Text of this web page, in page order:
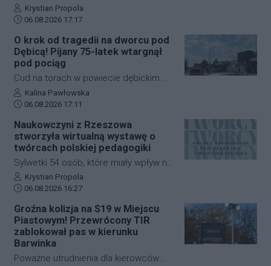
Michał Połuboczek, deklaruje
gotowość do zaangażowania się w
przeprowadzenia referendum w
sprawie odwołania prezydenta
Rzeszowa, Konrada Fijołka. W
programie "Cogito… u Raczyńskiej" na
antenie wPolsce24 ocenił, że jeśli
Miasta, możliwe będzie rozpoczęcie
zbiórki podpisów wśród mieszkańców.
Autor artykułu:
Krystian Propola
Data dodania artykułu:
06.08.2026 17:17
O krok od tragedii na dworcu pod
Dębicą! Pijany 75-latek wtargnął
pod pociąg
Cud na torach w powiecie dębickim.
Pijany 75-letni mężczyzna wtargnął pod
nadjeżdżający pociąg na dworcu PKP w
dramatycznie, senior wyszedł z niego
bez poważniejszych obrażeń. Skutkiem
incydentu były jednak spore utrudnienia
na kolei, ruch pociągów zablokowano
na niemal godzinę.
Autor artykułu:
Kalina Pawłowska
Data dodania artykułu:
06.08.2026 17:11
Naukowczyni z Rzeszowa
stworzyła wirtualną wystawę o
twórcach polskiej pedagogiki
Sylwetki 54 osób, które miały wpływ na
rozwój polskiej edukacji przedszkolnej i
wczesnoszkolnej, można poznać dzięki
nowej wystawie internetowej. Autorką
projektu "Polska pedagogika
przedszkolna i wczesnoszkolna i jej
twórcy" jest dr Mariola Kinal z Instytutu
Pedagogiki Uniwersytetu
Autor artykułu:
Krystian Propola
Data dodania artykułu:
06.08.2026 16:27
Groźna kolizja na S19 w Miejscu
Piastowym! Przewrócony TIR
zablokował pas w kierunku
Barwinka
Poważne utrudnienia dla kierowców